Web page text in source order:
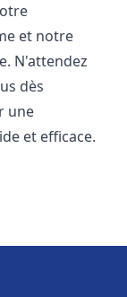
et notre
N'attendez
dès
une
et efficace.